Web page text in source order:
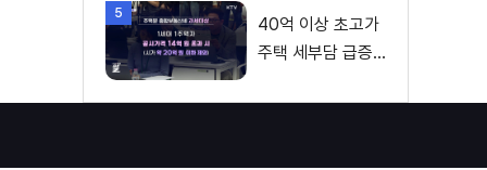
5
40억 이상 초고가
주택 세부담 급증···
화